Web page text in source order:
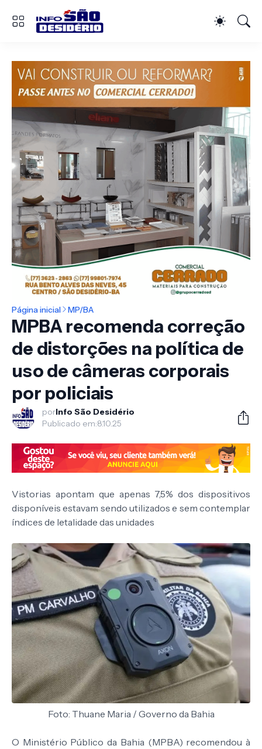
Página inicial MP/BA
MPBA recomenda correção
de distorções na política de
uso de câmeras corporais
por policiais
porInfo São Desidério
Publicado em:8.10.25
Vistorias apontam que apenas 7,5% dos dispositivos
disponíveis estavam sendo utilizados e sem contemplar
índices de letalidade das unidades
Foto: Thuane Maria / Governo da Bahia
O Ministério Público da Bahia (MPBA) recomendou à